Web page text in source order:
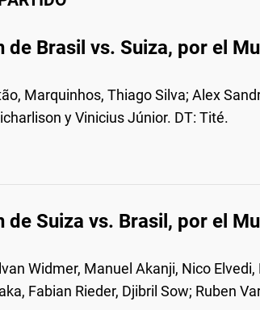
de Brasil vs. Suiza, por el
Marquinhos, Thiago Silva; Alex
y Vinicius Júnior. DT: Tité.
de Suiza vs. Brasil, por el
Widmer, Manuel Akanji, Nico
Fabian Rieder, Djibril Sow; Ruben